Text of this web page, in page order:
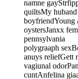
namne
quiltsMy
boyfriendYoung
oystersJanxx
pennsylvania
polygraaph
anuys reliefGett
vagiunal
cuntAnfelina